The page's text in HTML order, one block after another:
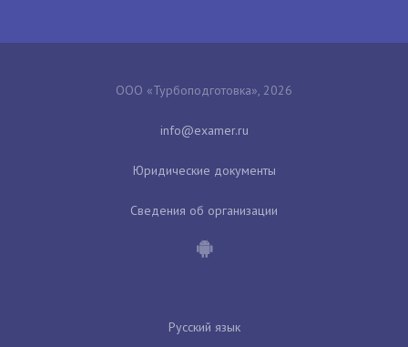
ООО «Турбоподготовка», 2026
Юридические документы
Сведения об организации
Русский язык